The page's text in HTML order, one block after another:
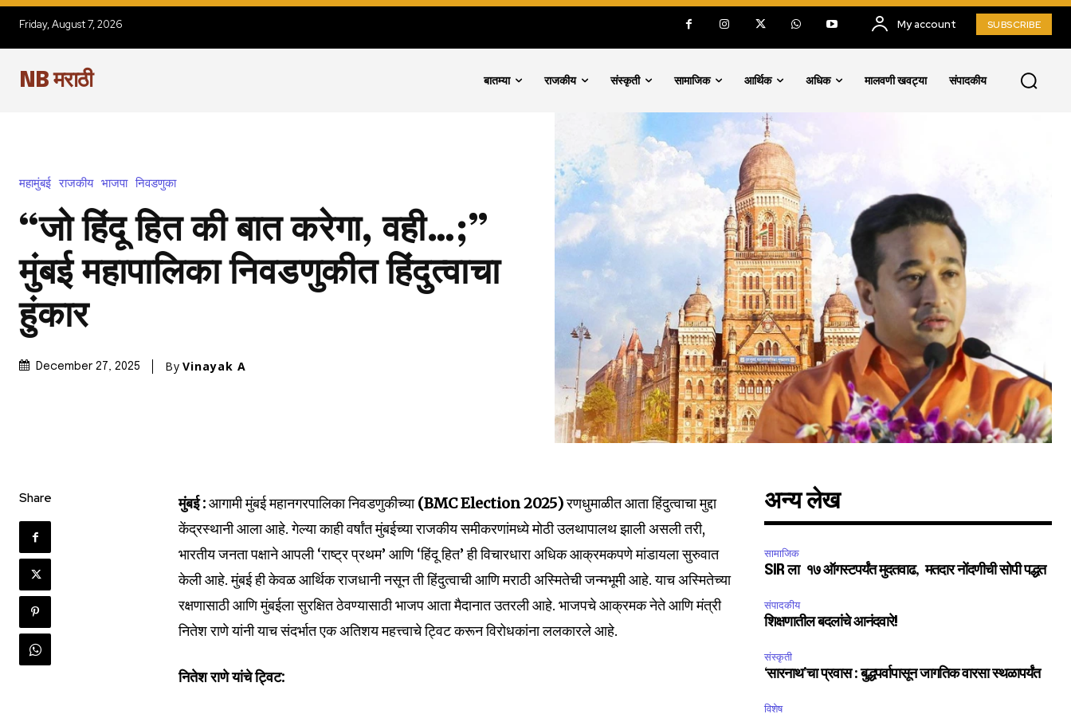
Friday, August 7, 2026 My account SUBSCRIBE
NB मराठी बातम्या राजकीय संस्कृती सामाजिक आर्थिक अधिक मालवणी खवट्या संपादकीय
महामुंबई राजकीय भाजपा निवडणुका
“जो हिंदू हित की बात करेगा, वही…;”
मुंबई महापालिका निवडणुकीत हिंदुत्वाचा
हुंकार
December 27, 2025 By Vinayak A
Share मुंबई :आगामी मुंबई महानगरपालिका निवडणुकीच्या(BMC Election 2025)रणधुमाळीत आता हिंदुत्वाचा मुद्दा
केंद्रस्थानी आला आहे. गेल्या काही वर्षांत मुंबईच्या राजकीय समीकरणांमध्ये मोठी उलथापालथ झाली असली तरी,
भारतीय जनता पक्षाने आपली ‘राष्ट्र प्रथम’ आणि ‘हिंदू हित’ ही विचारधारा अधिक आक्रमकपणे मांडायला सुरुवात
केली आहे. मुंबई ही केवळ आर्थिक राजधानी नसून ती हिंदुत्वाची आणि मराठी अस्मितेची जन्मभूमी आहे. याच अस्मितेच्या
रक्षणासाठी आणि मुंबईला सुरक्षित ठेवण्यासाठी भाजप आता मैदानात उतरली आहे. भाजपचे आक्रमक नेते आणि मंत्री
नितेश राणे यांनी याच संदर्भात एक अतिशय महत्त्वाचे ट्विट करून विरोधकांना ललकारले आहे.
नितेश राणे यांचे ट्विट:
अन्य लेख
सामाजिक
SIR ला १७ ऑगस्टपर्यंत मुदतवाढ, मतदार नोंदणीची सोपी पद्धत
संपादकीय
शिक्षणातील बदलांचे आनंदवारे!
संस्कृती
‘सारनाथ’चा प्रवास : बुद्धपर्वापासून जागतिक वारसा स्थळापर्यंत
विशेष